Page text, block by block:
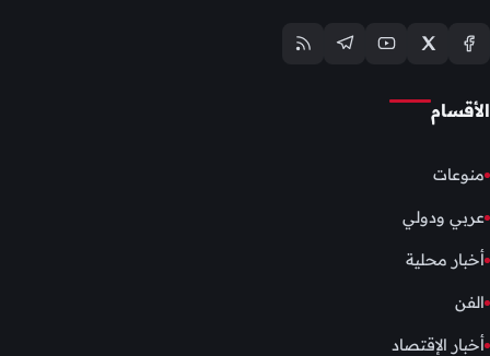
الأقسام
منوعات
عربي ودولي
أخبار محلية
الفن
أخبار الإقتصاد